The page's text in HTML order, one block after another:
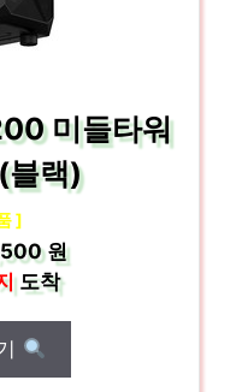
미들타워
블랙)
]
원
도착